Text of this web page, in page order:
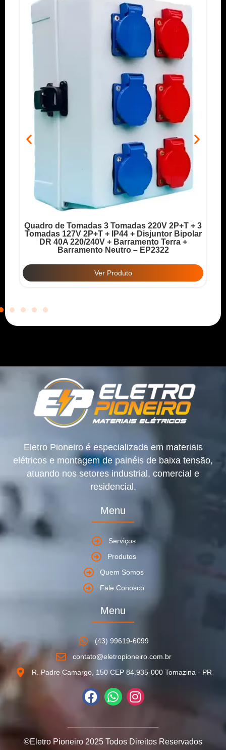
Quadro de Tomadas 3 Tomadas 220V 2P+T + 3
Tomadas 127V 2P+T + IP44 + Disjuntor Bipolar
DR 40A 220/240V + Barramento Terra +
Barramento Neutro – EP2322
Ver Produto
Eletro Pioneiro é especializada em materiais
elétricos e montagem de painéis de baixa tensão,
atuando nos setores industrial, comercial e
residencial.
Menu
Serviços
Produtos
Quem Somos
Fale Conosco
Menu
(43) 99619-6099
contato@eletropioneiro.com.br
R. Padre Camargo, 150 CEP 84.935-000 Tomazina - PR
©Eletro Pioneiro 2025 Todos Direitos Reservados